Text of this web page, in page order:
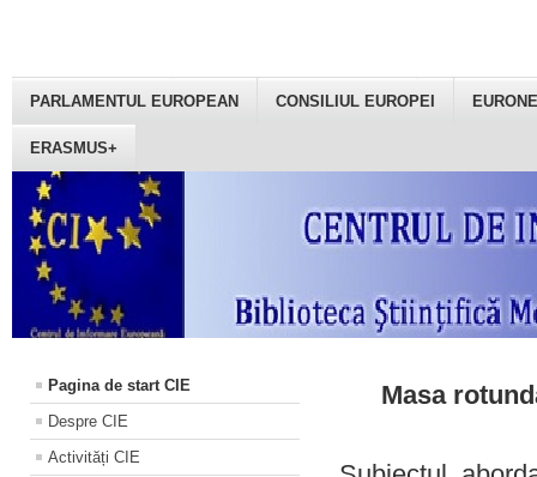
PARLAMENTUL EUROPEAN CONSILIUL EUROPEI
ERASMUS+
Pagina de start CIE
Despre CIE
Activități CIE
Masa